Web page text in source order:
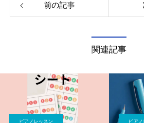
前の記事
関連記事
ピアノレッスン ピア